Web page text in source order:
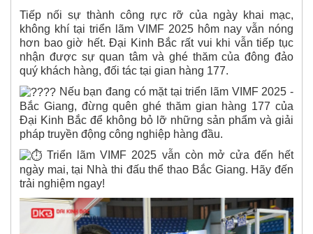
Tiếp nối sự thành công rực rỡ của ngày khai mạc,
không khí tại triển lãm VIMF 2025 hôm nay vẫn nóng
hơn bao giờ hết. Đại Kinh Bắc rất vui khi vẫn tiếp tục
nhận được sự quan tâm và ghé thăm của đông đảo
quý khách hàng, đối tác tại gian hàng 177.
Nếu bạn đang có mặt tại triển lãm VIMF 2025 -
Bắc Giang, đừng quên ghé thăm gian hàng 177 của
Đại Kinh Bắc để không bỏ lỡ những sản phẩm và giải
pháp truyền động công nghiệp hàng đầu.
Triển lãm VIMF 2025 vẫn còn mở cửa đến hết
ngày mai, tại Nhà thi đấu thể thao Bắc Giang. Hãy đến
trải nghiệm ngay!